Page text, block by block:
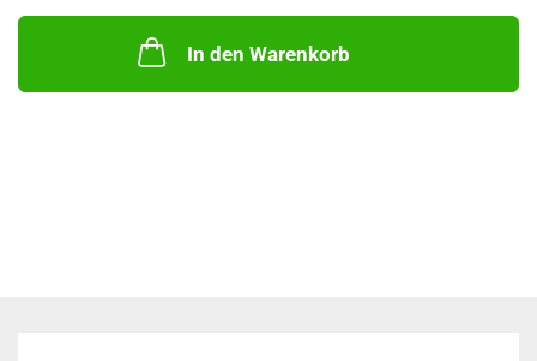
In den Warenkorb